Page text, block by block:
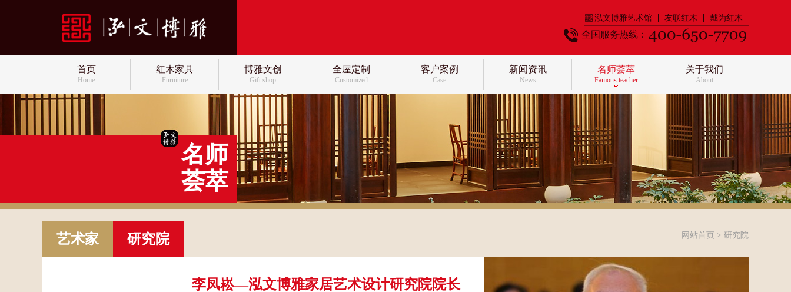
泓文博雅艺术馆 友联红木 戴为红木
全国服务热线：
首页
Home
红木家具
Furniture
博雅文创
Gift shop
全屋定制
Customized
客户案例
Case
新闻资讯
News
名师荟萃
Famous teacher
关于我们
About
名师
荟萃
艺术家 研究院 网站首页 > 研究院
李凤崧—泓文博雅家居艺术设计研究院院长